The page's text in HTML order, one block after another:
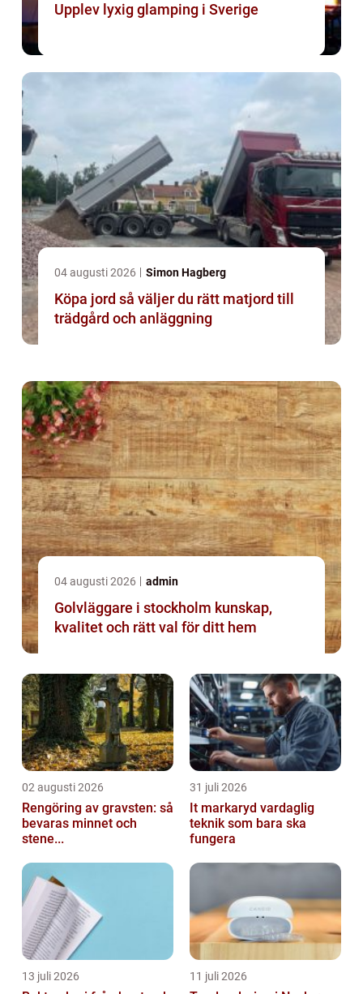
Upplev lyxig glamping i Sverige
04 augusti 2026 Simon Hagberg
Köpa jord så väljer du rätt matjord till
trädgård och anläggning
04 augusti 2026 admin
Golvläggare i stockholm kunskap,
kvalitet och rätt val för ditt hem
02 augusti 2026
Rengöring av gravsten: så
bevaras minnet och
stene...
31 juli 2026
It markaryd vardaglig
teknik som bara ska
fungera
13 juli 2026 11 juli 2026